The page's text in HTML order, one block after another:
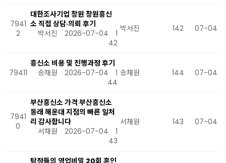
7941
2
대한조사기업 창원 창원흥신
소 직접 상담·의뢰 후기
박서진
2026-07-04
1
42
박서진 142 07-04
79411
흥신소 비용 및 진행과정 후기
송채원
2026-07-04
1
44
송채원 144 07-04
7941
0
부산흥신소 가격 부산흥신소
동래 해운대 지점의 빠른 일처
리 감사합니다
서채원
2026-07-04
1
43
서채원 143 07-04
탐정들의 영업비밀 20회 혼인